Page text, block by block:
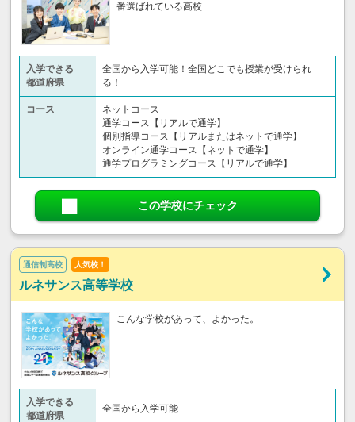
番選ばれている高校
入学できる
都道府県
全国から入学可能！全国どこでも授業が受けられ
る！
コース
ネットコース
通学コース【リアルで通学】
個別指導コース【リアルまたはネットで通学】
オンライン通学コース【ネットで通学】
通学プログラミングコース【リアルで通学】
この学校にチェック
通信制高校 人気校！
ルネサンス高等学校
こんな学校があって、よかった。
入学できる
都道府県
全国から入学可能